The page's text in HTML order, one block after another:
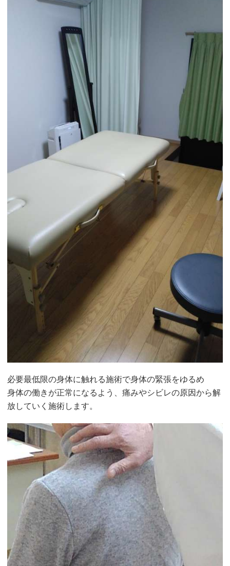
必要最低限の身体に触れる施術で身体の緊張をゆるめ
身体の働きが正常になるよう、痛みやシビレの原因から解
放していく施術します。